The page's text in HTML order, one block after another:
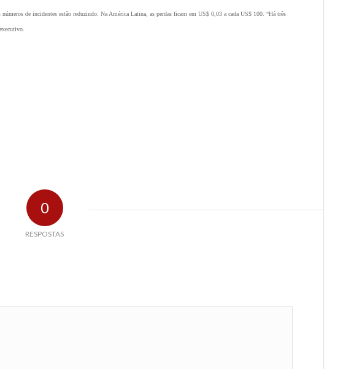
números de incidentes estão reduzindo. Na América Latina, as perdas ficam em US$ 0,03 a cada US$ 100. “Há três
0
RESPOSTAS